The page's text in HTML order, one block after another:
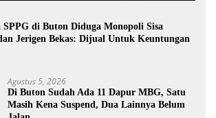
SPPG di Buton Diduga Monopoli Sisa
Jerigen Bekas: Dijual Untuk Keuntungan
Agustus 5, 2026
Di Buton Sudah Ada 11 Dapur MBG, Satu
Masih Kena Suspend, Dua Lainnya Belum